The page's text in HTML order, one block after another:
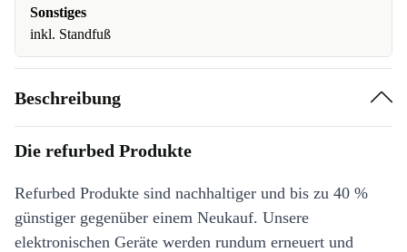
Sonstiges
inkl. Standfuß
Beschreibung
Die refurbed Produkte
Refurbed Produkte sind nachhaltiger und bis zu 40 %
günstiger gegenüber einem Neukauf. Unsere
elektronischen Geräte werden rundum erneuert und